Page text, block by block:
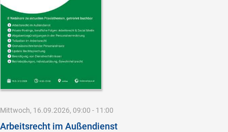
Mittwoch, 16.09.2026, 09:00 - 11:00
Arbeitsrecht im Außendienst